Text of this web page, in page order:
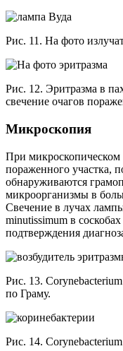
Рис. 11. На фото
Рис. 12. Эритразма в
свечение очагов
Микроскопия
При микроскопическом
пораженного участка,
обнаруживаются
микроорганизмы в
Свечение в лучах
minutissimum в
подтверждения
Рис. 13.
по Граму.
Рис. 14.